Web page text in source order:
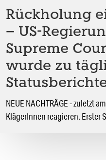
Rückholung
– US-
Supreme
wurde zu
NEUE NACHTRÄGE - zuletzt
KlägerInnen reagieren. Erster